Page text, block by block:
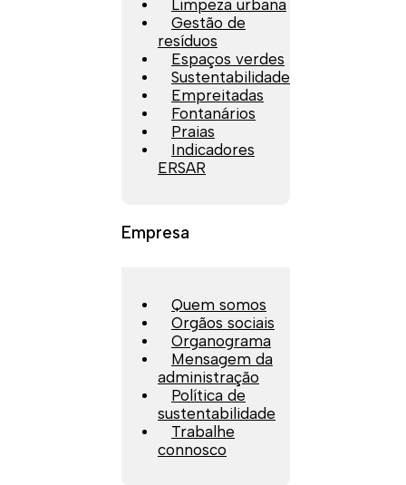
Limpeza urbana
Gestão de
resíduos
Espaços verdes
Sustentabilidade
Empreitadas
Fontanários
Praias
Indicadores
ERSAR
Empresa
Quem somos
Orgãos sociais
Organograma
Mensagem da
administração
Política de
sustentabilidade
Trabalhe
connosco